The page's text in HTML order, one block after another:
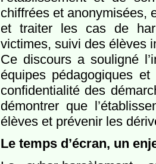
chiffrées et anonymisées,
et traiter les cas de
victimes, suivi des élèves
Ce discours a souligné
équipes pédagogiques
confidentialité des
démontrer que
élèves et prévenir les
Le temps d’écran, un